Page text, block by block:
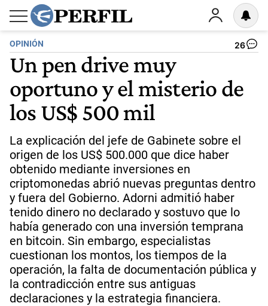
OPINIÓN 26
Un pen drive muy
oportuno y el misterio de
los US$ 500 mil
La explicación del jefe de Gabinete sobre el
origen de los US$ 500.000 que dice haber
obtenido mediante inversiones en
criptomonedas abrió nuevas preguntas dentro
y fuera del Gobierno. Adorni admitió haber
tenido dinero no declarado y sostuvo que lo
había generado con una inversión temprana
en bitcoin. Sin embargo, especialistas
cuestionan los montos, los tiempos de la
operación, la falta de documentación pública y
la contradicción entre sus antiguas
declaraciones y la estrategia financiera.